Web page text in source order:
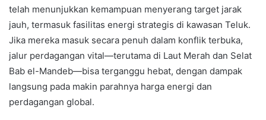
telah menunjukkan kemampuan menyerang target jarak
jauh, termasuk fasilitas energi strategis di kawasan Teluk.
Jika mereka masuk secara penuh dalam konflik terbuka,
jalur perdagangan vital—terutama di Laut Merah dan Selat
Bab el-Mandeb—bisa terganggu hebat, dengan dampak
langsung pada makin parahnya harga energi dan
perdagangan global.